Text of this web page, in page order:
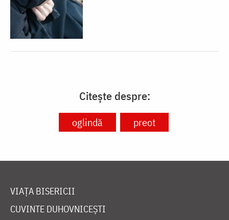
Citește despre:
oglindă preot
VIAȚA BISERICII
CUVINTE DUHOVNICEȘTI